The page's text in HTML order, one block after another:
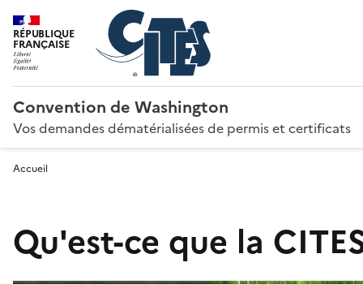
RÉPUBLIQUE
FRANÇAISE
Convention de Washington
Vos demandes dématérialisées de permis et certificats
Accueil
Qu'est-ce que la